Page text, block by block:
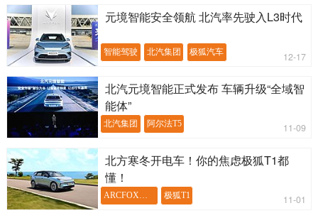
智能驾驶 北汽集团 极狐汽车
元境智能安全领航 北汽率先驶入L3时代
12-17
北汽集团 阿尔法T5
北汽元境智能正式发布 车辆升级“全域智
能体”
11-09
ARCFOX极狐 极狐T1
北方寒冬开电车！你的焦虑极狐T1都
懂！
11-01